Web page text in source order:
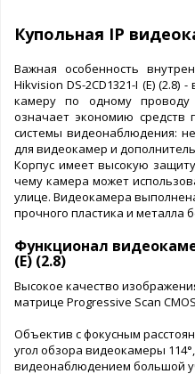
Купольная IP
Важная особенность
Hikvision DS-2CD1321-I (E)
камеру по одному проводу
означает экономию средств
системы видеонаблюдения:
для видеокамер и
Корпус имеет высокую
чему камера может
улице. Видеокамера
прочного пластика и металла
Функционал
(E) (2.8)
Высокое качество
матрице Progressive Scan
Объектив с фокусным
угол обзора видеокамеры
видеонаблюдением большой